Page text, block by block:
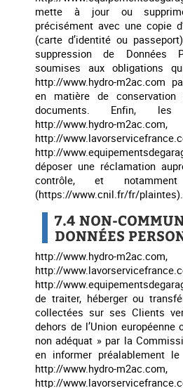
mette à jour ou
précisément avec une copie
(carte d’identité ou
suppression de Données
soumises aux obligations
http://www.hydro-m2ac.com
en matière de conservation
documents. Enfin,
http://www.hydro-m2ac.com,
http://
http://
déposer une réclamation
contrôle, et
(https://www.cnil.fr/fr/plaintes).
7.4 NON-
DONNÉES
http://www.hydro-m2ac.com,
http://
http://
de traiter, héberger ou
collectées sur ses Clients
dehors de l’Union européenne
non adéquat » par la
en informer préalablement
http://www.hydro-m2ac.com,
http://